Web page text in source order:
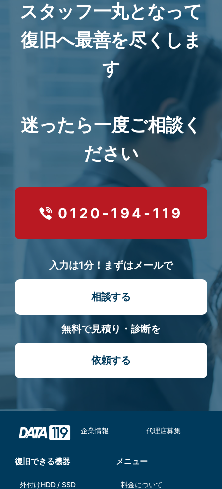
スタッフ一丸となって
復旧へ最善を尽くしま
す
迷ったら一度ご相談く
ださい
0120-194-119
入力は1分！まずはメールで
相談する
無料で見積り・診断を
依頼する
企業情報 代理店募集
復旧できる機器
外付けHDD / SSD
メニュー
料金について